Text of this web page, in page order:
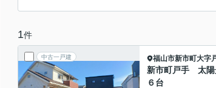
1件
中古一戸建 福山市新市町大字
新市町戸手 太
６台